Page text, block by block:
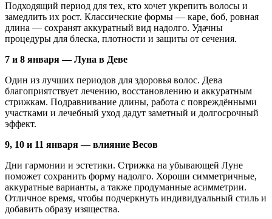
Подходящий период для тех, кто хочет укрепить волосы и
замедлить их рост. Классические формы — каре, боб, ровная
длина — сохранят аккуратный вид надолго. Удачны
процедуры для блеска, плотности и защиты от сечения.
7 и 8 января — Луна в Деве
Один из лучших периодов для здоровья волос. Дева
благоприятствует лечению, восстановлению и аккуратным
стрижкам. Подравнивание длины, работа с повреждёнными
участками и лечебный уход дадут заметный и долгосрочный
эффект.
9, 10 и 11 января — влияние Весов
Дни гармонии и эстетики. Стрижка на убывающей Луне
поможет сохранить форму надолго. Хороши симметричные,
аккуратные варианты, а также продуманные асимметрии.
Отличное время, чтобы подчеркнуть индивидуальный стиль и
добавить образу изящества.